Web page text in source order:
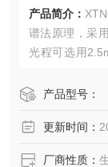
产品简介：
谱法原理，采
光程可选用
样校准功能。
产品型号：
更新时间：
厂商性质：